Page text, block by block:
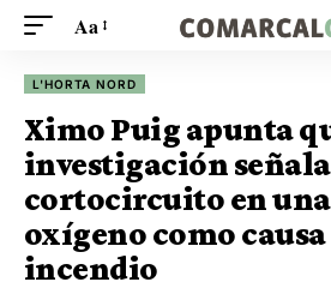
Aa
L'HORTA NORD
Ximo Puig apunta
investigación
cortocircuito en
oxígeno como
incendio